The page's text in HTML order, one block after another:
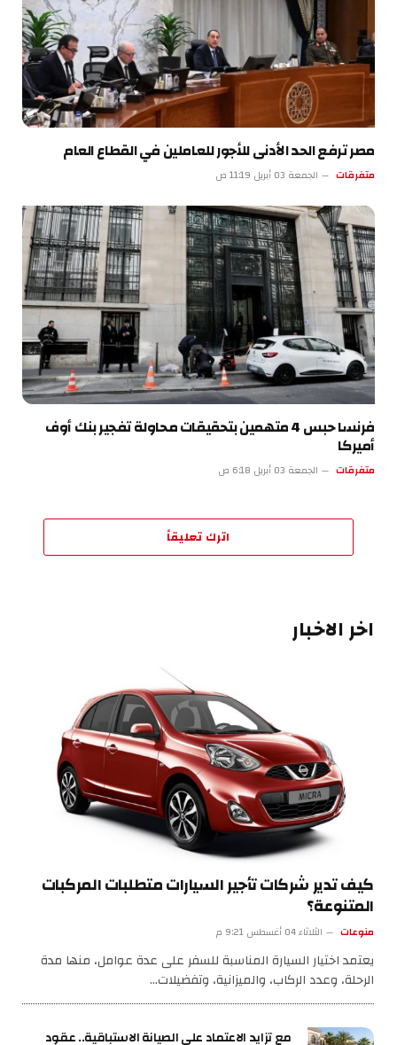
مصر ترفع الحد الأدنى للأجور للعاملين في القطاع العام
متفرقات الجمعة 03 أبريل 11:19 ص
فرنسا حبس 4 متهمين بتحقيقات محاولة تفجير بنك أوف
أميركا
متفرقات الجمعة 03 أبريل 6:18 ص
اترك تعليقاً
اخر الاخبار
كيف تدير شركات تأجير السيارات متطلبات المركبات
المتنوعة؟
منوعات الثلاثاء 04 أغسطس 9:21 م
يعتمد اختيار السيارة المناسبة للسفر على عدة عوامل، منها مدة
الرحلة، وعدد الركاب، والميزانية، وتفضيلات…
مع تزايد الاعتماد على الصيانة الاستباقية.. عقود